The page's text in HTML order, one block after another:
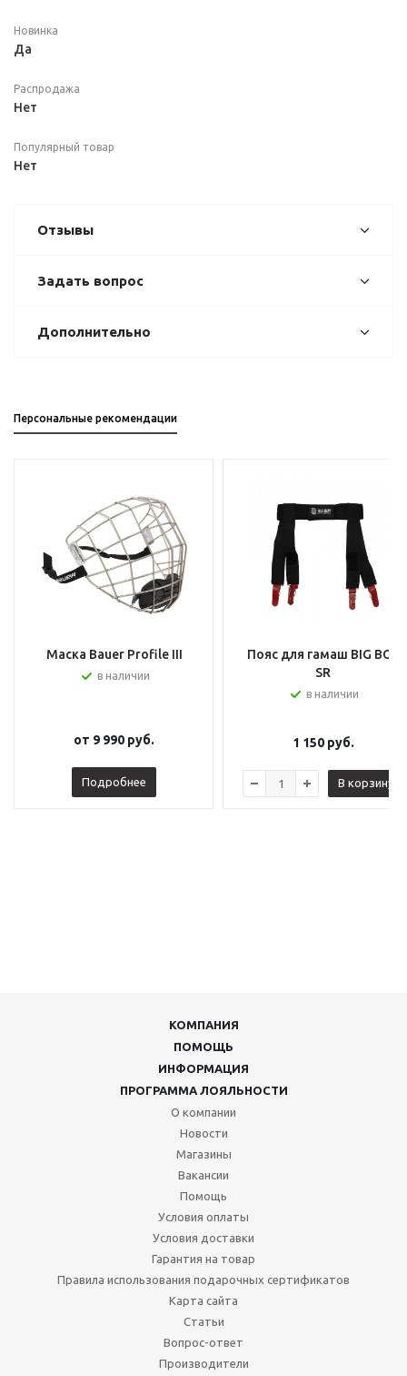
Новинка
Да
Распродажа
Нет
Популярный товар
Нет
Отзывы
Задать вопрос
Дополнительно
Персональные рекомендации
Маска Bauer Profile III
в наличии
от 9 990 руб.
Подробнее
Пояс для гамаш BIG BOY
SR
в наличии
1 150руб.
В корзину
КОМПАНИЯ
ПОМОЩЬ
ИНФОРМАЦИЯ
ПРОГРАММА ЛОЯЛЬНОСТИ
О компании
Новости
Магазины
Вакансии
Помощь
Условия оплаты
Условия доставки
Гарантия на товар
Правила использования подарочных сертификатов
Карта сайта
Статьи
Вопрос-ответ
Производители